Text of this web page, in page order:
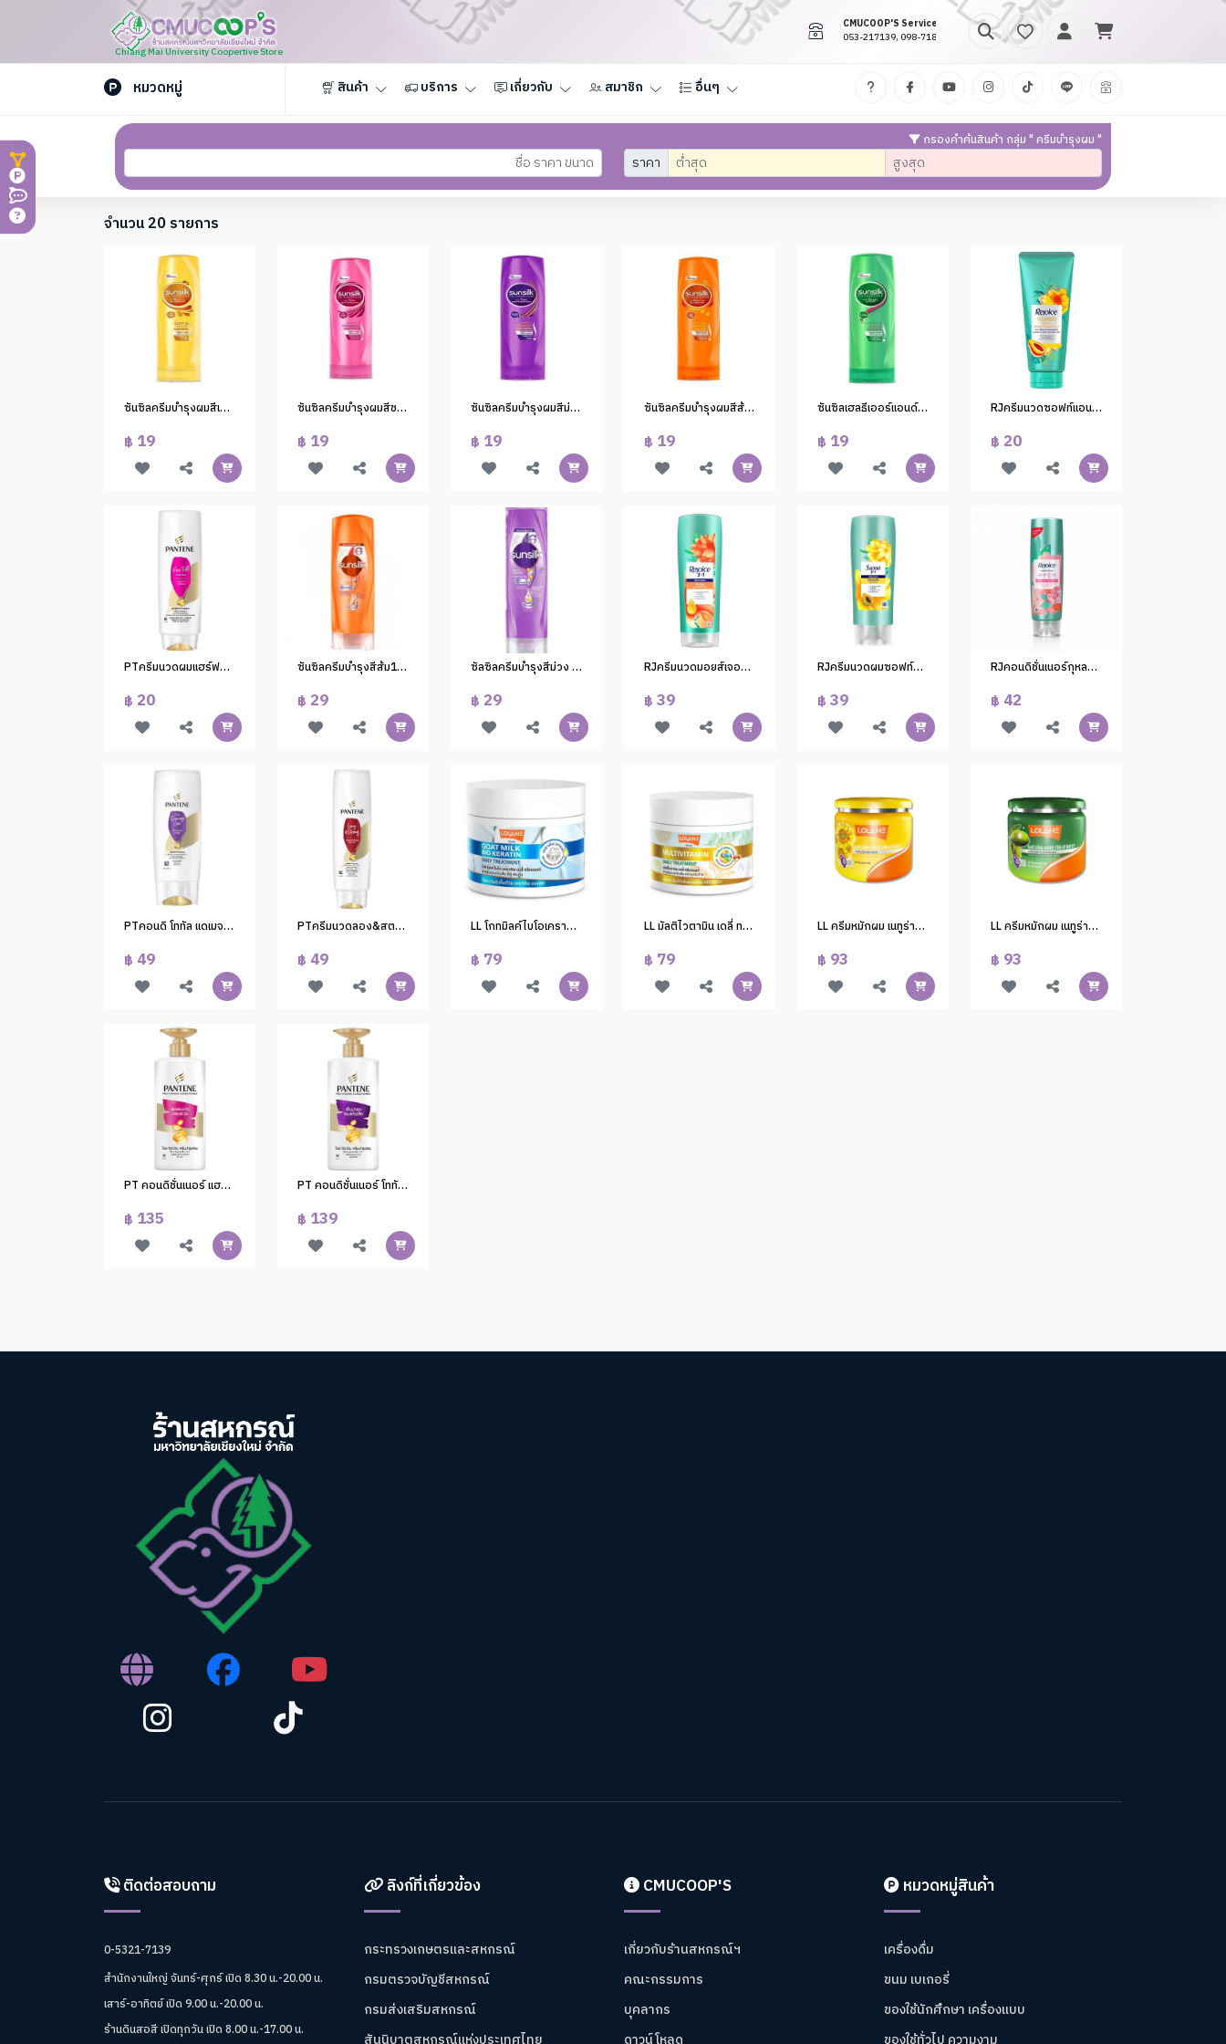
Chiang Mai University Coopertive Store
CMUCOOP'S Service
053-217139, 098-7188452
หมวดหมู่ สินค้า บริการ เกี่ยวกับ สมาชิก อื่นๆ
กรองคำค้นสินค้า กลุ่ม " ครีมบำรุงผม "
ราคา
จำนวน 20 รายการ
ซันซิลครีมบำรุงผมสีเหลือง 60มล. (1*48)
฿ 19
ซันซิลครีมบำรุงผมสีชมพู 60มล. (1*48)
฿ 19
ซันซิลครีมบำรุงผมสีม่วง 60มล. (1*48)
฿ 19
ซันซิลครีมบำรุงผมสีส้ม 60มล. (1*48)
฿ 19
ซันซิลเฮลธีเออร์แอนด์ลอง คอนดิชั่นเนอร์ 60มล.(1*48)
฿ 19
RJครีมนวดซอฟท์แอนด์สมูท60ml.ป้าย 20.- (1x48)
฿ 20
PTครีมนวดผมแฮร์ฟอล 60 มล.(1*48)
฿ 20
ซันซิลครีมบำรุงสีส้ม120มล.
฿ 29
ซัลซิลครีมบำรุงสีม่วง 105มล. (1*48) ป้าย 29.-
฿ 29
RJครีมนวดมอยส์เจอร์สมูท120มล.
฿ 39
RJครีมนวดผมซอฟท์&สมูท120ml.(1x24)
฿ 39
RJคอนดิชั่นเนอร์กุหลาบเจจูเกาหลี120 มล.(1*24)
฿ 42
PTคอนดิ โททัล แดเมจ แคร์ 120 มล.
฿ 49
PTครีมนวดลอง&สตรอง120ml.
฿ 49
LL โกทมิลค์ไบโอเคราตินเดลี่ทรีตเมนต์ 250 กรัม (1*6)
฿ 79
LL มัลติไวตามิน เดลี่ ทรีตเมนต์ 250 กรัม (1*6)
฿ 79
LL ครีมหมักผม เนทูร่า-ผมทำสี 250g. V2 #50NV2
฿ 93
LL ครีมหมักผม เนทูร่า-ผมแห้งเสีย 250g.#250V3
฿ 93
PT คอนดิชั่นเนอร์ แฮร์ฟอลคอนโทรล 380 มล.(1*6)
฿ 135
PT คอนดิชั่นเนอร์ โททัลแดเมจแคร์380 มล.(1*6)
฿ 139
ติดต่อสอบถาม
0-5321-7139
สำนักงานใหญ่ จันทร์-ศุกร์ เปิด 8.30 น.-20.00 น.
เสาร์-อาทิตย์ เปิด 9.00 น.-20.00 น.
ร้านดินสอสี เปิดทุกวัน เปิด 8.00 น.-17.00 น.
ลิงก์ที่เกี่ยวข้อง
กระทรวงเกษตรและสหกรณ์
กรมตรวจบัญชีสหกรณ์
กรมส่งเสริมสหกรณ์
CMUCOOP'S
เกี่ยวกับร้านสหกรณ์ฯ
คณะกรรมการ
บุคลากร
หมวดหมู่สินค้า
เครื่องดื่ม
ขนม เบเกอรี่
ของใช้นักศึกษา เครื่องแบบ